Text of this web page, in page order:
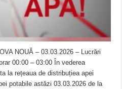
NOUĂ – 03.03.2026 – Lucrări
00:00 – 03:00 În vederea
la rețeaua de distribuțiea apei
potabile astăzi 03.03.2026 de la